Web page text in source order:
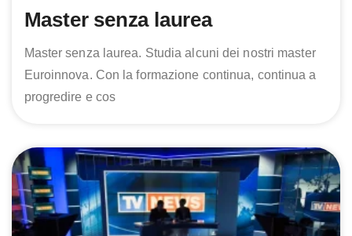
Master senza laurea
Master senza laurea. Studia alcuni dei nostri master
Euroinnova. Con la formazione continua, continua a
progredire e cos